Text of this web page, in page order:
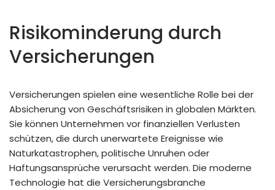
Risikominderung durch
Versicherungen
Versicherungen spielen eine wesentliche Rolle bei der
Absicherung von Geschäftsrisiken in globalen Märkten.
Sie können Unternehmen vor finanziellen Verlusten
schützen, die durch unerwartete Ereignisse wie
Naturkatastrophen, politische Unruhen oder
Haftungsansprüche verursacht werden. Die moderne
Technologie hat die Versicherungsbranche